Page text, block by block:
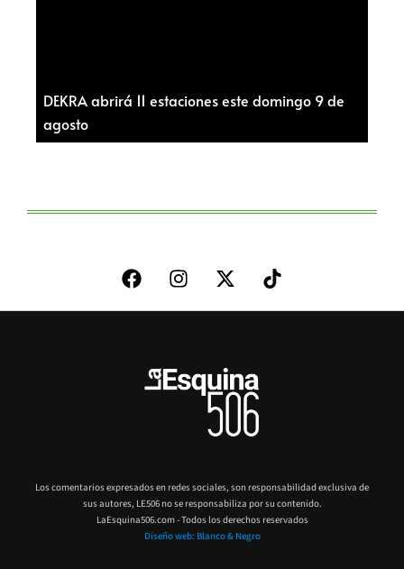
DEKRA abrirá 11 estaciones este domingo 9 de
agosto
Los comentarios expresados en redes sociales, son responsabilidad exclusiva de
sus autores, LE506 no se responsabiliza por su contenido.
LaEsquina506.com - Todos los derechos reservados
Diseño web: Blanco & Negro